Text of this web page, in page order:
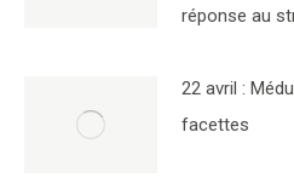
réponse au
22 avril :
facettes